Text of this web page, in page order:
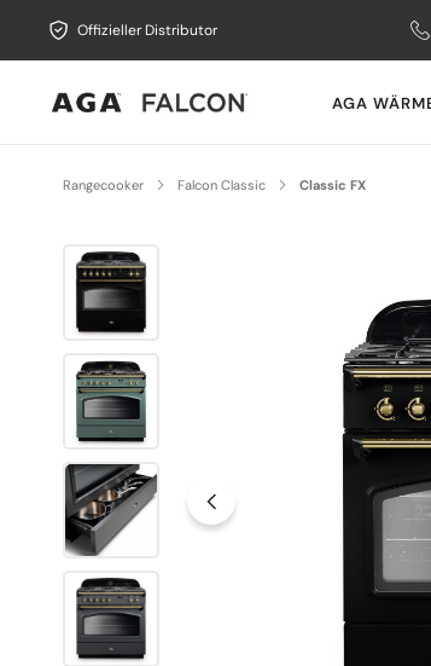
Offizieller Distributor
AGA
Rangecooker Falcon Classic Classic FX
Bildergalerie überspringen